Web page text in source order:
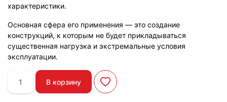
характеристики.
Основная сфера его применения — это создание
конструкций, к которым не будет прикладываться
существенная нагрузка и экстремальные условия
эксплуатации.
Количество
товара
Товарный
В корзину